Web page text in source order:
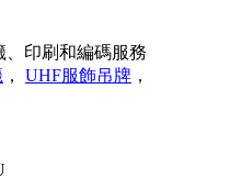
印刷和編碼服務
， UHF服飾吊牌 ，